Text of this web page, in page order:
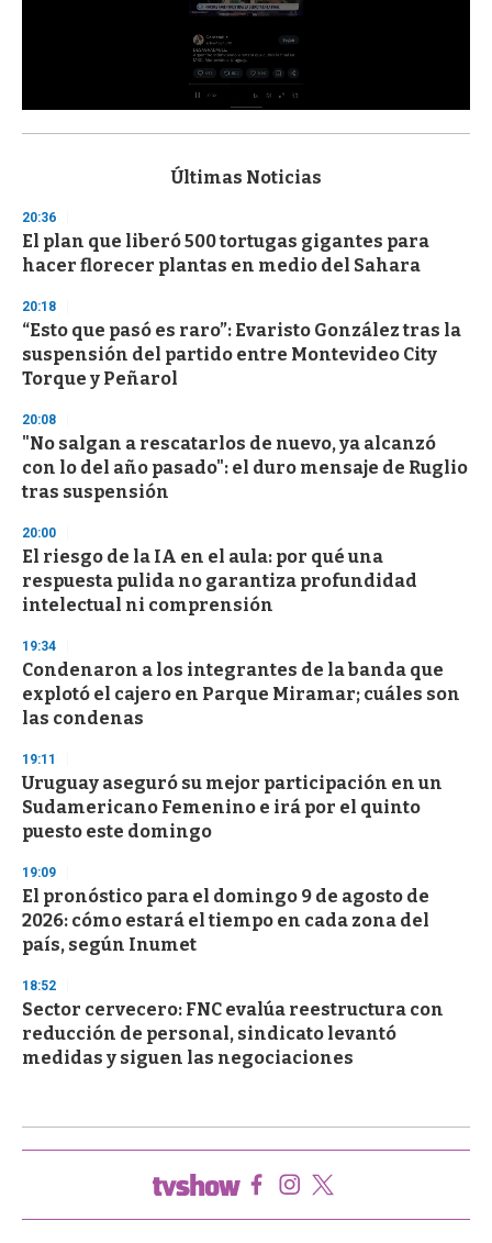
s
d
s
o
f
3
s
c
o
d
s
Últimas Noticias
20:36
El plan que liberó 500 tortugas gigantes para
hacer florecer plantas en medio del Sahara
20:18
“Esto que pasó es raro”: Evaristo González tras la
suspensión del partido entre Montevideo City
Torque y Peñarol
20:08
"No salgan a rescatarlos de nuevo, ya alcanzó
con lo del año pasado": el duro mensaje de Ruglio
tras suspensión
20:00
El riesgo de la IA en el aula: por qué una
respuesta pulida no garantiza profundidad
intelectual ni comprensión
19:34
Condenaron a los integrantes de la banda que
explotó el cajero en Parque Miramar; cuáles son
las condenas
19:11
Uruguay aseguró su mejor participación en un
Sudamericano Femenino e irá por el quinto
puesto este domingo
19:09
El pronóstico para el domingo 9 de agosto de
2026: cómo estará el tiempo en cada zona del
país, según Inumet
18:52
Sector cervecero: FNC evalúa reestructura con
reducción de personal, sindicato levantó
medidas y siguen las negociaciones